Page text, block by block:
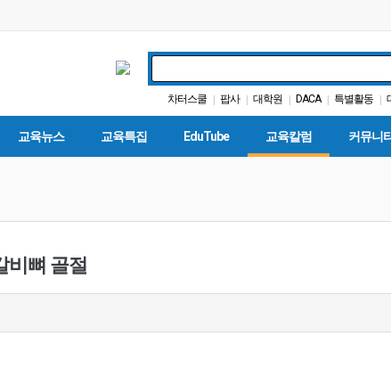
차터스쿨 | 팝사 | 대학원 | DACA | 특별활동 |
| 커먼코어 | 교육뉴스 | Fafsa | 바이든
교육뉴스 교육특집 EduTube 교육칼럼 커뮤니티
비뼈 골절